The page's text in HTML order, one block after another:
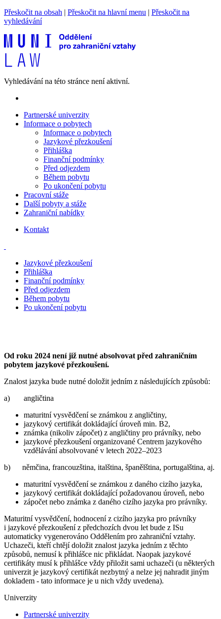
Přeskočit na obsah | Přeskočit na hlavní menu | Přeskočit na
vyhledávání
Vyhledávání na této stránce není aktivní.
Partnerské univerzity
Informace o pobytech
Informace o pobytech
Jazykové přezkoušení
Přihláška
Finanční podmínky
Před odjezdem
Během pobytu
Po ukončení pobytu
Pracovní stáže
Další pobyty a stáže
Zahraniční nabídky
Kontakt
Jazykové přezkoušení
Přihláška
Finanční podmínky
Před odjezdem
Během pobytu
Po ukončení pobytu
Od roku 2024 není již nutné absolvovat před zahraničním
pobytem jazykové přezkoušení.
Znalost jazyka bude nutné doložit jedním z následujících způsobů:
a) angličtina
maturitní vysvědčení se známkou z angličtiny,
jazykový certifikát dokládající úroveň min. B2,
známka (nikoliv zápočet) z angličtiny pro právníky, nebo
jazykové přezkoušení organizované Centrem jazykového
vzdělávání absolvované v letech 2022–2023
b) němčina, francouzština, italština, španělština, portugalština, aj.
maturitní vysvědčení se známkou z daného cizího jazyka,
jazykový certifikát dokládající požadovanou úroveň, nebo
zápočet nebo známka z daného cizího jazyka pro právníky.
Maturitní vysvědčení, hodnocení z cizího jazyka pro právníky
i jazykové přezkoušení z předchozích dvou let bude z ISu
automaticky vygenerováno Oddělením pro zahraniční vztahy.
Uchazeči, kteří chtějí doložit znalost jazyka jedním z těchto
způsobů, nemusí k přihlášce nic přikládat. Naopak jazykové
certifikáty musí k přihlášce vždy přiložit sami uchazeči (u některých
univerzit je jazykový certifikát nezbytný a nelze jej nahradit jiným
dokladem - tato informace je u nich vždy uvedena).
Univerzity
Partnerské univerzity